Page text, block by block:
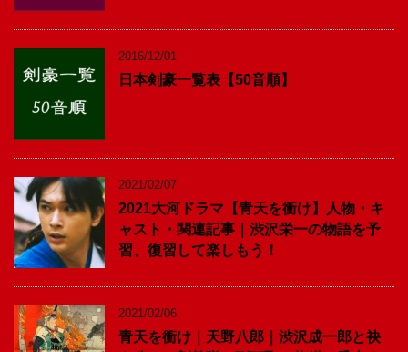
2016/12/01
日本剣豪一覧表【50音順】
2021/02/07
2021大河ドラマ【青天を衝け】人物・キ
ャスト・関連記事｜渋沢栄一の物語を予
習、復習して楽しもう！
2021/02/06
青天を衝け｜天野八郎｜渋沢成一郎と袂